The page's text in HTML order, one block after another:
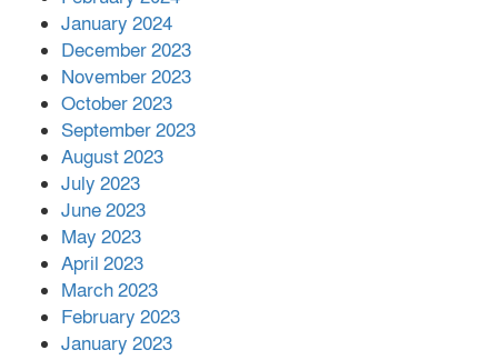
January 2024
December 2023
November 2023
October 2023
September 2023
August 2023
July 2023
June 2023
May 2023
April 2023
March 2023
February 2023
January 2023